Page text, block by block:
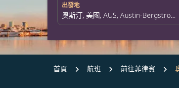
出發地
首頁 航班 前往菲律賓